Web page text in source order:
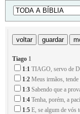
Tiago 1
1:1 TIAGO, servo de
1:2 Meus irmãos, tende
1:3 Sabendo que a
1:4 Tenha, porém, a
1:5 E, se algum de vós